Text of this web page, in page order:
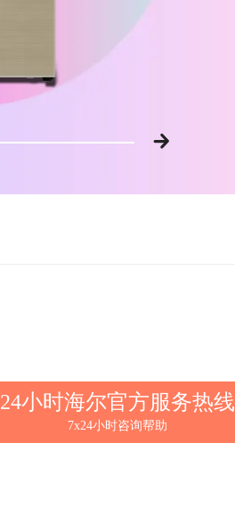
24小时海尔官方服务热线
7x24小时咨询帮助